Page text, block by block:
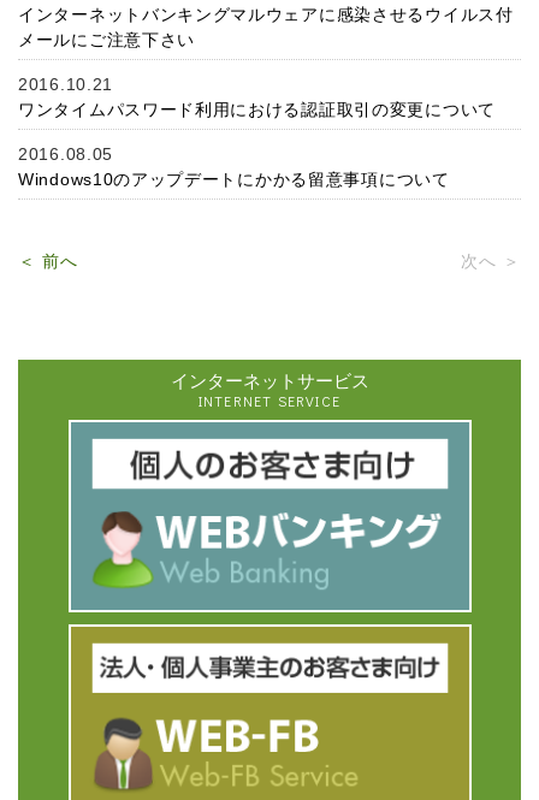
インターネットバンキングマルウェアに感染させるウイルス付
メールにご注意下さい
2016.10.21
ワンタイムパスワード利用における認証取引の変更について
2016.08.05
Windows10のアップデートにかかる留意事項について
＜ 前へ 次へ ＞
インターネットサービス
INTERNET SERVICE